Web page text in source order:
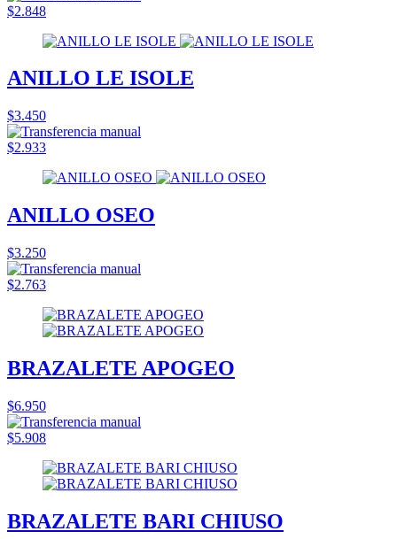
$2.848
ANILLO LE ISOLE
$3.450
$2.933
ANILLO OSEO
$3.250
$2.763
BRAZALETE APOGEO
$6.950
$5.908
BRAZALETE BARI CHIUSO